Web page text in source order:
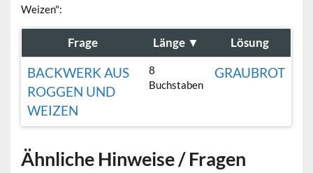
Weizen":
Frage Länge ▼ Lösung
BACKWERK AUS
ROGGEN UND
WEIZEN
8
Buchstaben
GRAUBROT
Ähnliche Hinweise / Fragen